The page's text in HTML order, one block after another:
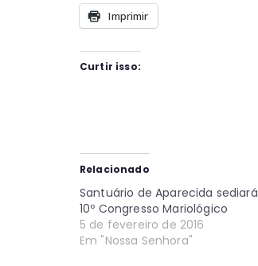
Imprimir
Curtir isso:
Relacionado
Santuário de Aparecida sediará
10º Congresso Mariológico
5 de fevereiro de 2016
Em "Nossa Senhora"